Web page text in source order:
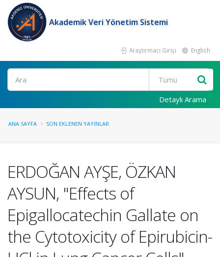
Akademik Veri Yönetim Sistemi
Araştırmacı Girişi English
Ara
Detaylı Arama
ANA SAYFA SON EKLENEN YAYINLAR
ERDOĞAN AYŞE, ÖZKAN
AYSUN, "Effects of
Epigallocatechin Gallate on
the Cytotoxicity of Epirubicin-